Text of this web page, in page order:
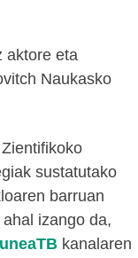
aktore eta
Naukasko
sustatutako
barruan
izango da,
kanalaren